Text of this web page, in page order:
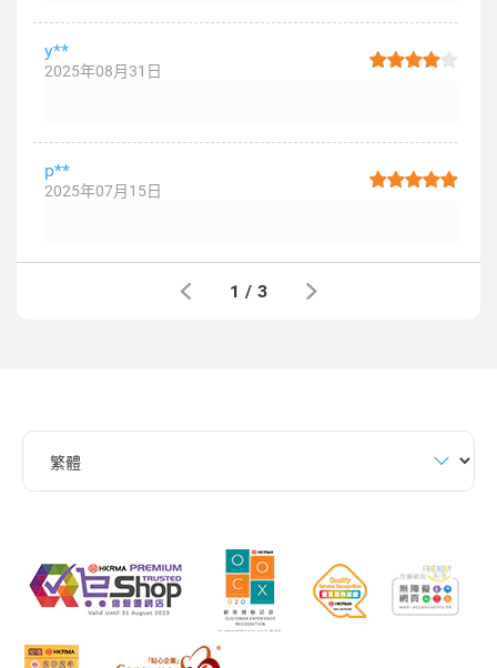
y**
2025年08月31日
p**
2025年07月15日
1 / 3